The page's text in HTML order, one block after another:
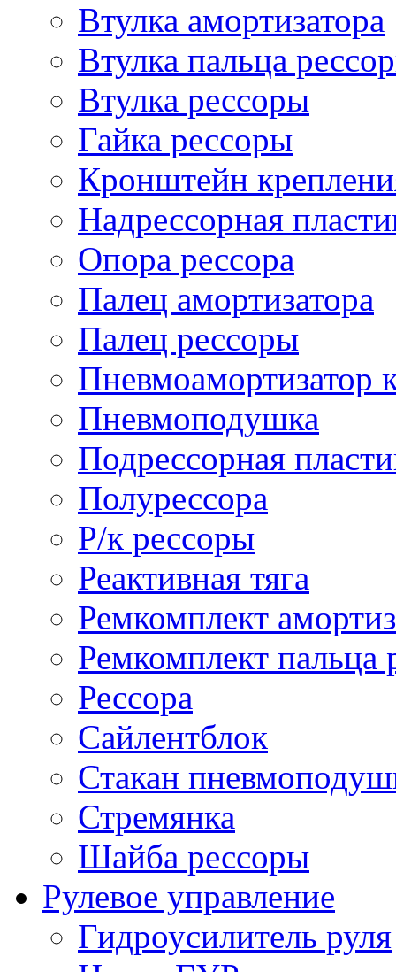
Втулка амортизатора
Втулка пальца
Втулка рессоры
Гайка рессоры
Кронштейн
Надрессорная
Опора рессора
Палец амортизатора
Палец рессоры
Пневмоамортизатор
Пневмоподушка
Подрессорная
Полурессора
Р/к рессоры
Реактивная тяга
Ремкомплект
Ремкомплект пальца
Рессора
Сайлентблок
Стакан
Стремянка
Шайба рессоры
Рулевое управление
Гидроусилитель руля